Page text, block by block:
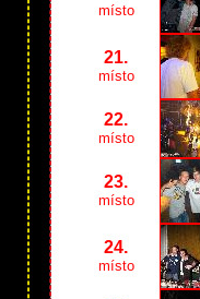
místo
21.
místo
22.
místo
23.
místo
24.
místo